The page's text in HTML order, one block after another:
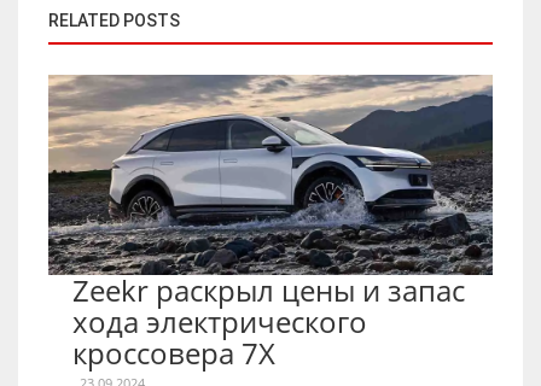
RELATED POSTS
Zeekr раскрыл цены и запас
хода электрического
кроссовера 7X